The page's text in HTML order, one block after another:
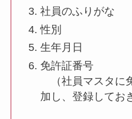
社員のふりがな
性別
生年月日
免許証番号
（社員マスタに
加し、登録してお